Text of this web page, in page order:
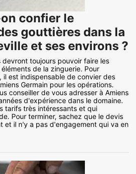
confier le
gouttières dans la
et ses environs ?
toujours pouvoir faire les
de la zinguerie. Pour
il est indispensable de convier des
Germain pour les opérations.
conseiller de vous adresser à Amiens
d'expérience dans le domaine.
tarifs très intéressants et qui
Pour terminer, sachez que le devis
et il n'y a pas d'engagement qui va en